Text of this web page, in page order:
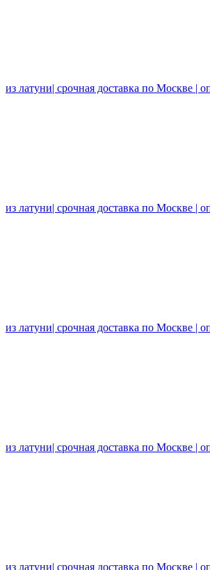
из латуни| срочная доставка по Москве |
из латуни| срочная доставка по Москве |
из латуни| срочная доставка по Москве |
из латуни| срочная доставка по Москве |
из латуни| срочная доставка по Москве |